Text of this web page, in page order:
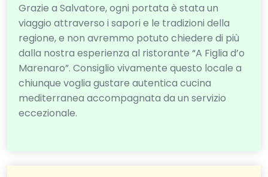
Grazie a Salvatore, ogni portata è stata un
viaggio attraverso i sapori e le tradizioni della
regione, e non avremmo potuto chiedere di più
dalla nostra esperienza al ristorante “A Figlia d’o
Marenaro”. Consiglio vivamente questo locale a
chiunque voglia gustare autentica cucina
mediterranea accompagnata da un servizio
eccezionale.